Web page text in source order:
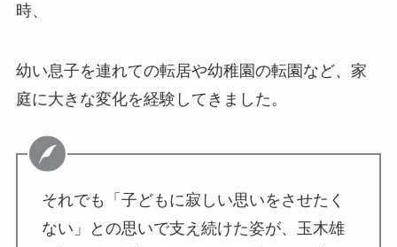
時、
幼い息子を連れての転居や幼稚園の転園など、家
庭に大きな変化を経験してきました。
それでも「子どもに寂しい思いをさせたく
ない」との思いで支え続けた姿が、玉木雄